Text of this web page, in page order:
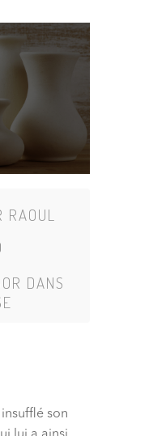
RAOUL
DANS
son